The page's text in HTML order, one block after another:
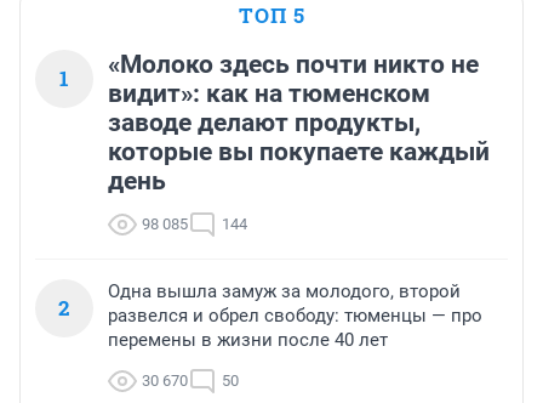
ТОП 5
1
«Молоко здесь почти никто не
видит»: как на тюменском
заводе делают продукты,
которые вы покупаете каждый
день
98 085 144
2
Одна вышла замуж за молодого, второй
развелся и обрел свободу: тюменцы — про
перемены в жизни после 40 лет
30 670 50